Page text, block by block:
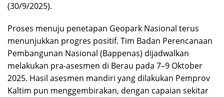
(30/9/2025).
Proses menuju penetapan Geopark Nasional terus
menunjukkan progres positif. Tim Badan Perencanaan
Pembangunan Nasional (Bappenas) dijadwalkan
melakukan pra-asesmen di Berau pada 7–9 Oktober
2025. Hasil asesmen mandiri yang dilakukan Pemprov
Kaltim pun menggembirakan, dengan capaian sekitar